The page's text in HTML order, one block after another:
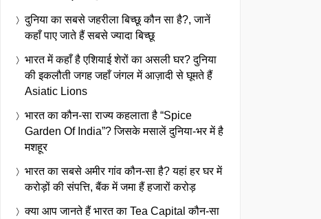
दुनिया का सबसे जहरीला बिच्छू कौन सा है?, जानें
कहाँ पाए जाते हैं सबसे ज्यादा बिच्छू
भारत में कहाँ है एशियाई शेरों का असली घर? दुनिया
की इकलौती जगह जहाँ जंगल में आज़ादी से घूमते हैं
Asiatic Lions
भारत का कौन-सा राज्य कहलाता है “Spice
Garden Of India”? जिसके मसालें दुनिया-भर में है
मशहूर
भारत का सबसे अमीर गांव कौन-सा है? यहां हर घर में
करोड़ों की संपत्ति, बैंक में जमा हैं हजारों करोड़
क्या आप जानते हैं भारत का Tea Capital कौन-सा